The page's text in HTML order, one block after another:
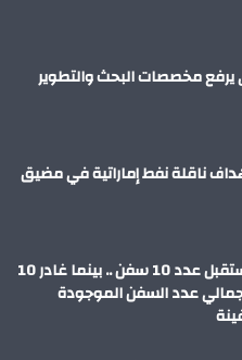
يرفع مخصصات البحث والتطوير
ناقلة نفط إماراتية في مضيق
ميناء دمياط يستقبل عدد 10 سفن .. بينما غادر 10
عدد السفن الموجودة